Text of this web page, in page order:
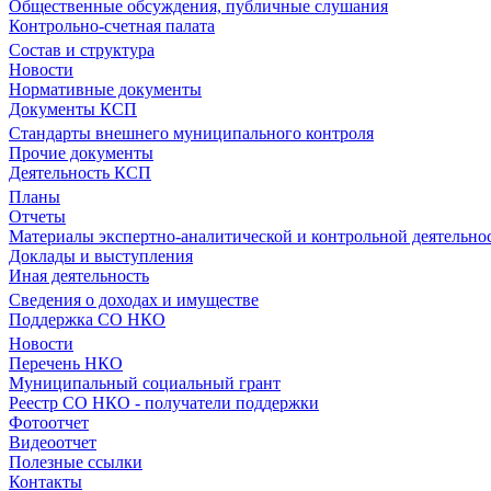
Общественные обсуждения, публичные слушания
Контрольно-счетная палата
Состав и структура
Новости
Нормативные документы
Документы КСП
Стандарты внешнего муниципального контроля
Прочие документы
Деятельность КСП
Планы
Отчеты
Материалы экспертно-аналитической и контрольной
Доклады и выступления
Иная деятельность
Сведения о доходах и имуществе
Поддержка СО НКО
Новости
Перечень НКО
Муниципальный социальный грант
Реестр СО НКО - получатели поддержки
Фотоотчет
Видеоотчет
Полезные ссылки
Контакты